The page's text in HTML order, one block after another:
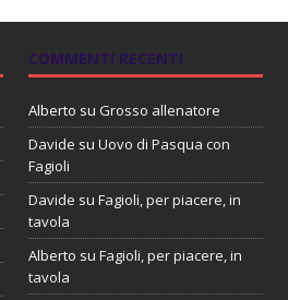
COMMENTI RECENTI
Alberto su Grosso allenatore
Davide suUovo di Pasqua con
Fagioli
Davide suFagioli, per piacere, in
tavola
Alberto suFagioli, per piacere, in
tavola